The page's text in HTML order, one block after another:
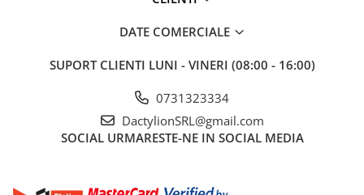
DATE COMERCIALE
SUPORT CLIENTI LUNI - VINERI (08:00 - 16:00)
0731323334
DactylionSRL@gmail.com
SOCIAL URMARESTE-NE IN SOCIAL MEDIA